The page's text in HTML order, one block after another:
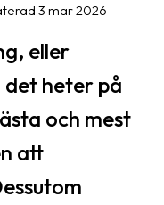
3 mar 2026
eller
heter på
och mest
att